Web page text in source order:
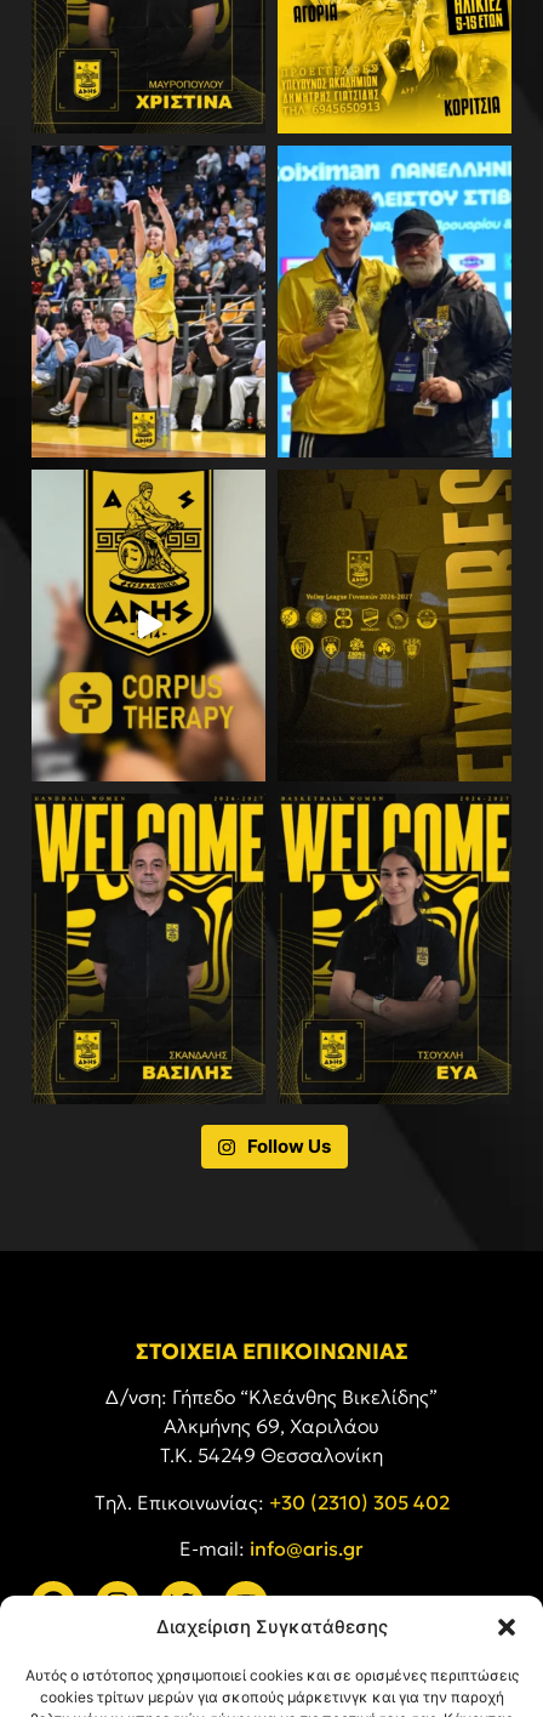
Διαχείριση Συγκατάθεσης
Αυτός ο ιστότοπος χρησιμοποιεί cookies και σε ορισμένες περιπτώσεις
cookies τρίτων μερών για σκοπούς μάρκετινγκ και για την παροχή
Follow Us
ΣΤΟΙΧΕΙΑ ΕΠΙΚΟΙΝΩΝΙΑΣ
Δ/νση: Γήπεδο “Κλεάνθης Βικελίδης”
Αλκμήνης 69, Χαριλάου
Τ.Κ. 54249 Θεσσαλονίκη
Tηλ. Επικοινωνίας: +30 (2310) 305 402
E-mail: info@aris.gr